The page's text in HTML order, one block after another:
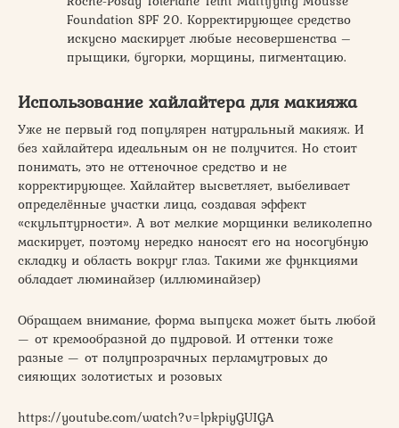
Foundation SPF 20. Корректирующее средство
искусно маскирует любые несовершенства –
прыщики, бугорки, морщины, пигментацию.
Использование хайлайтера для макияжа
Уже не первый год популярен натуральный макияж. И
без хайлайтера идеальным он не получится. Но стоит
понимать, это не оттеночное средство и не
корректирующее. Хайлайтер высветляет, выбеливает
определённые участки лица, создавая эффект
«скульптурности». А вот мелкие морщинки великолепно
маскирует, поэтому нередко наносят его на носогубную
складку и область вокруг глаз. Такими же функциями
обладает люминайзер (иллюминайзер)
Обращаем внимание, форма выпуска может быть любой
— от кремообразной до пудровой. И оттенки тоже
разные — от полупрозрачных перламутровых до
сияющих золотистых и розовых
https://youtube.com/watch?v=lpkpiyGUIGA